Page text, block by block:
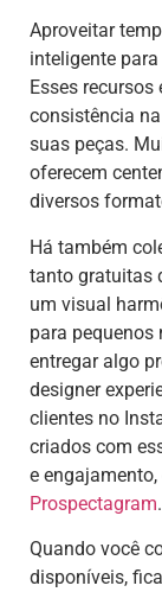
Aproveitar
inteligente
Esses
consistência
suas peças.
oferecem
diversos
Há também
tanto gratuitas
um visual
para pequenos
entregar algo
designer
clientes no
criados com
e
Prospectagram.
Quando você
disponíveis,